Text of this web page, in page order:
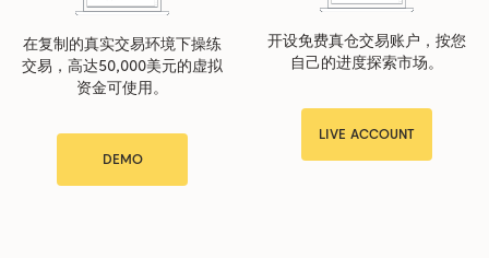
在复制的真实交易环境下操练
交易，高达50,000美元的虚拟
资金可使用。
DEMO
开设免费真仓交易账户，按您
自己的进度探索市场。
LIVE ACCOUNT